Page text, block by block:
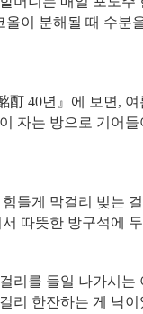
올이 분해될 때 수분
酊40년 』 에 보면 , 여
자는 방으로 기어들
들게 막걸리 빚는
따뜻한 방구석에
리를 들일 나가시
리 한잔하는 게 낙이